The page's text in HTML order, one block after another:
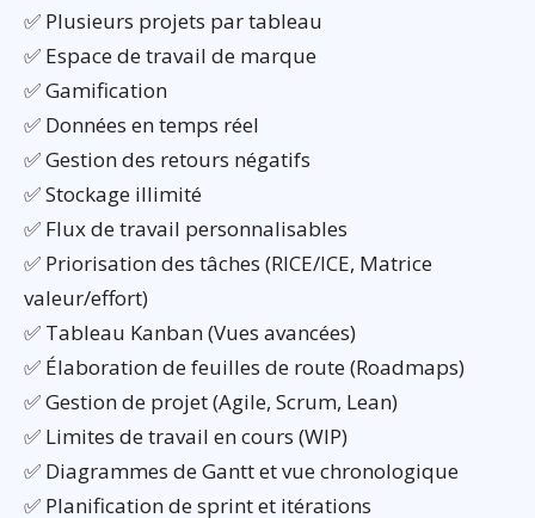
✅ Plusieurs projets par tableau
✅ Espace de travail de marque
✅ Gamification
✅ Données en temps réel
✅ Gestion des retours négatifs
✅ Stockage illimité
✅ Flux de travail personnalisables
✅ Priorisation des tâches (RICE/ICE, Matrice
valeur/effort)
✅ Tableau Kanban (Vues avancées)
✅ Élaboration de feuilles de route (Roadmaps)
✅ Gestion de projet (Agile, Scrum, Lean)
✅ Limites de travail en cours (WIP)
✅ Diagrammes de Gantt et vue chronologique
✅ Planification de sprint et itérations